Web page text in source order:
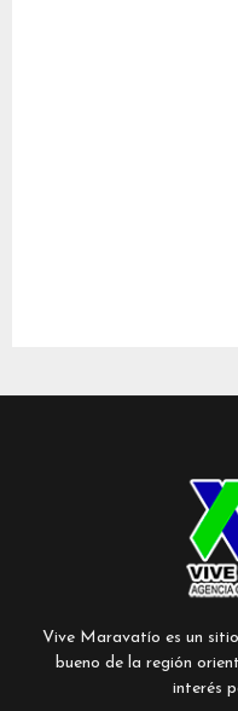
Vive Maravatío es un
bueno de la región
interés